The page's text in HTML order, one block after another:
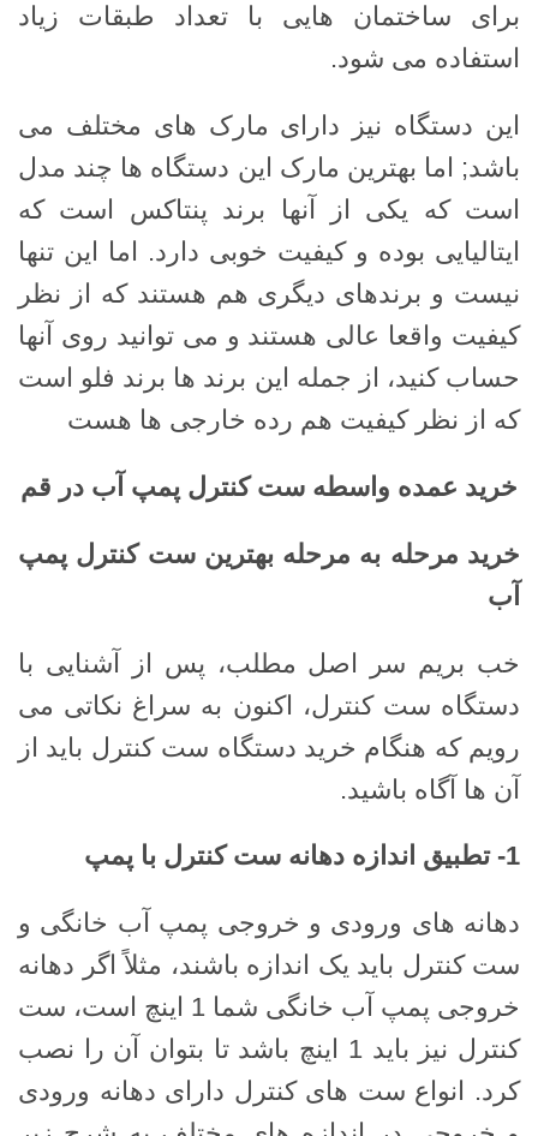
برای ساختمان هایی با تعداد طبقات زیاد
استفاده می شود.
این دستگاه نیز دارای مارک های مختلف می
باشد; اما بهترین مارک این دستگاه ها چند مدل
است که یکی از آنها برند پنتاکس است که
ایتالیایی بوده و کیفیت خوبی دارد. اما این تنها
نیست و برندهای دیگری هم هستند که از نظر
کیفیت واقعا عالی هستند و می توانید روی آنها
حساب کنید، از جمله این برند ها برند فلو است
که از نظر کیفیت هم رده خارجی ها هست
خرید عمده واسطه ست کنترل پمپ آب در قم
خرید مرحله به مرحله بهترین ست کنترل پمپ
آب
خب بریم سر اصل مطلب، پس از آشنایی با
دستگاه ست کنترل، اکنون به سراغ نکاتی می
رویم که هنگام خرید دستگاه ست کنترل باید از
آن ها آگاه باشید.
1- تطبیق اندازه دهانه ست کنترل با پمپ
دهانه های ورودی و خروجی پمپ آب خانگی و
ست کنترل باید یک اندازه باشند، مثلاً اگر دهانه
خروجی پمپ آب خانگی شما 1 اینچ است، ست
کنترل نیز باید 1 اینچ باشد تا بتوان آن را نصب
کرد. انواع ست های کنترل دارای دهانه ورودی